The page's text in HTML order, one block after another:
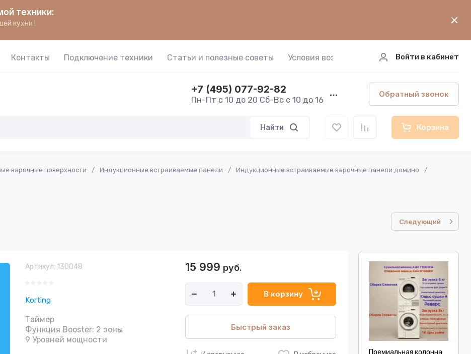
техники:
кухни !
Контакты Подключение техники Статьи и полезные советы Условия возврата техники Утилизация
Войти в кабинет
+7 (495) 077-92-82
Пн-Пт с 10 до 20 Сб-Вс с 10 до 16
Обратный звонок
Найти Корзина
варочные поверхности / Индукционные встраиваемые панели / Индукционные встраиваемые варочные панели домино
/
Следующий
Артикул: 130048
Korting
Таймер
Функция Booster: 2 зоны
9 Уровней мощности
15 999 руб.
В корзину
Быстрый заказ
Премиальная колонна